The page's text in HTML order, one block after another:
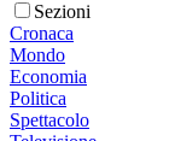
Sezioni
Cronaca
Mondo
Economia
Politica
Spettacolo